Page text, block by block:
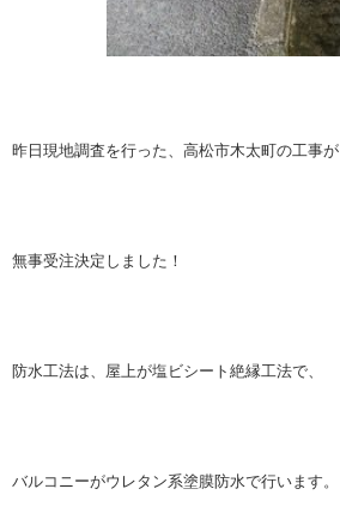
昨日現地調査を行った、高松市木太町の工事が
無事受注決定しました！
防水工法は、屋上が塩ビシート絶縁工法で、
バルコニーがウレタン系塗膜防水で行います。